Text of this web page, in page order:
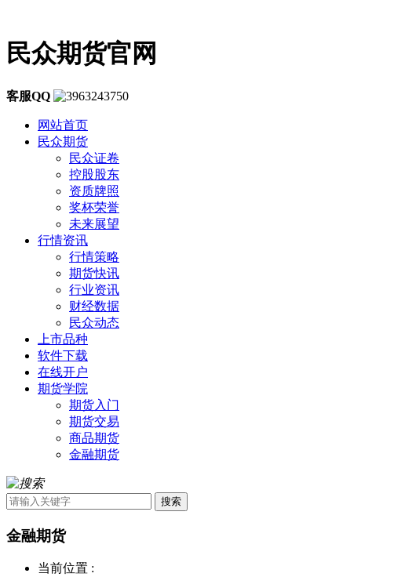
民众期货官网
客服QQ
网站首页
民众期货
民众证卷
控股股东
资质牌照
奖杯荣誉
未来展望
行情资讯
行情策略
期货快讯
行业资讯
财经数据
民众动态
上市品种
软件下载
在线开户
期货学院
期货入门
期货交易
商品期货
金融期货
搜索
金融期货
当前位置 :